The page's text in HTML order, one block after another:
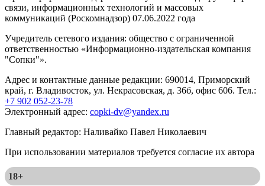
связи, информационных технологий и массовых
коммуникаций (Роскомнадзор) 07.06.2022 года
Учредитель сетевого издания: общество с ограниченной
ответственностью «Информационно-издательская компания
"Сопки"».
Адрес и контактные данные редакции: 690014, Приморский
край, г. Владивосток, ул. Некрасовская, д. 36б, офис 606. Тел.:
+7 902 052-23-78
Электронный адрес: copki-dv@yandex.ru
Главный редактор: Наливайко Павел Николаевич
При использовании материалов требуется согласие их автора
18+